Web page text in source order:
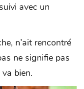
avec un
n’ait rencontré
ne signifie pas
bien.